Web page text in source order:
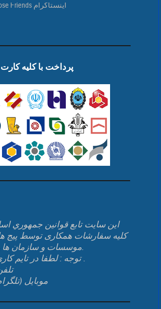
Close Friends اینستاگرام
پرداخت با کلیه
اين سايت تابع قوانين جمهوري
موسسات و سازمان ها پذیرفته می شود.
_ توجه : لطفا در تایم کاری تماس بگیرید .
تلفن :
موبایل (تلگرام) :